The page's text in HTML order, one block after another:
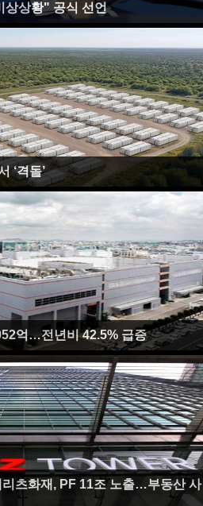
상상황" 공식 선언
‘격돌’
억…전년비 42.5% 급증
츠화재, PF 11조 노출…부동산 사